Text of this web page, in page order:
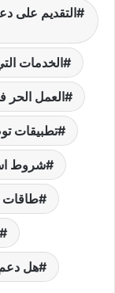
التقديم على
الخدمات
العمل الحر
تطبيقات
شروط
طاقات
هل دعم